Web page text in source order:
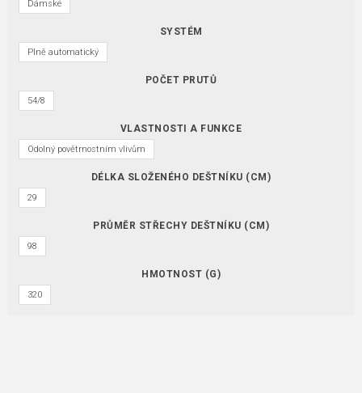
Dámské
SYSTÉM
Plně automatický
POČET PRUTŮ
54/8
VLASTNOSTI A FUNKCE
Odolný povětrnostním vlivům
DÉLKA SLOŽENÉHO DEŠTNÍKU (CM)
29
PRŮMĚR STŘECHY DEŠTNÍKU (CM)
98
HMOTNOST (G)
320